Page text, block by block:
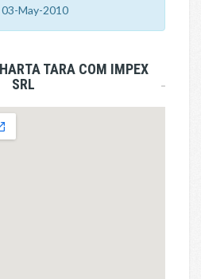
May-2010
TARA COM IMPEX
SRL